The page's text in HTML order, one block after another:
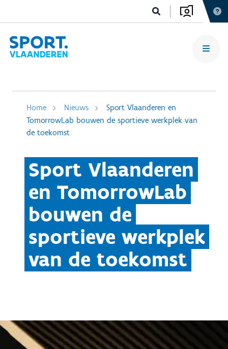
Home Nieuws
Sport Vlaanderen en
TomorrowLab bouwen de sportieve werkplek van
de toekomst
Sport Vlaanderen
en TomorrowLab
bouwen de
sportieve werkplek
van de toekomst